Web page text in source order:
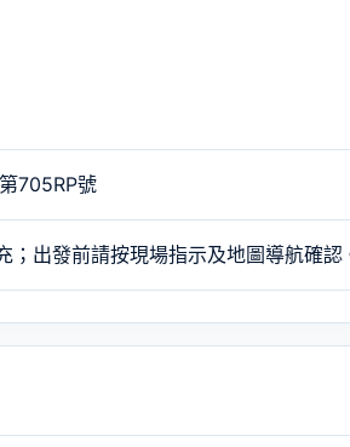
705RP號
出發前請按現場指示及地圖導航確認